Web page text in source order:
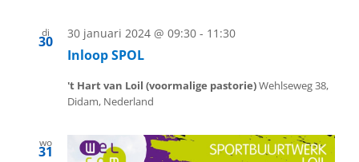
di
30 30 januari 2024 @ 09:30 - 11:30
Inloop SPOL
't Hart van Loil (voormalige pastorie)Wehlseweg 38,
Didam, Nederland
wo
31